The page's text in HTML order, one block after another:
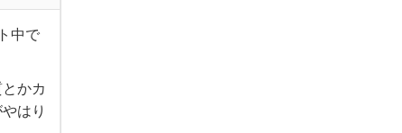
中で
かカ
はり